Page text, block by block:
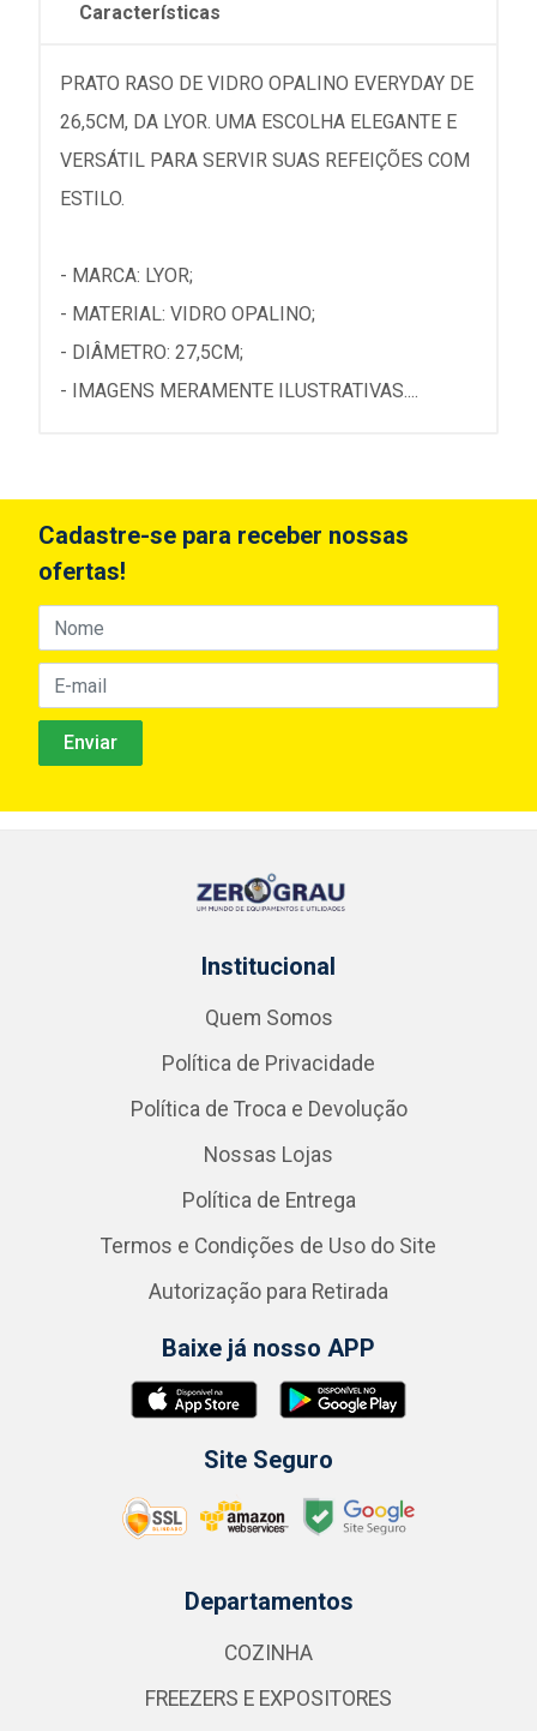
Características
PRATO RASO DE VIDRO OPALINO EVERYDAY DE
26,5CM, DA LYOR. UMA ESCOLHA ELEGANTE E
VERSÁTIL PARA SERVIR SUAS REFEIÇÕES COM
ESTILO.
- MARCA: LYOR;
- MATERIAL: VIDRO OPALINO;
- DIÂMETRO: 27,5CM;
- IMAGENS MERAMENTE ILUSTRATIVAS....
Cadastre-se para receber nossas
ofertas!
Institucional
Quem Somos
Política de Privacidade
Política de Troca e Devolução
Nossas Lojas
Política de Entrega
Termos e Condições de Uso do Site
Autorização para Retirada
Baixe já nosso APP
Site Seguro
Departamentos
COZINHA
FREEZERS E EXPOSITORES